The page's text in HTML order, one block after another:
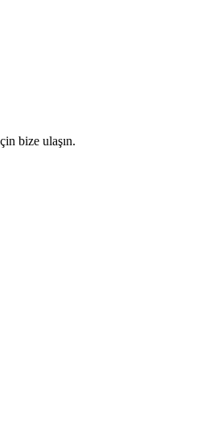
bize ulaşın.